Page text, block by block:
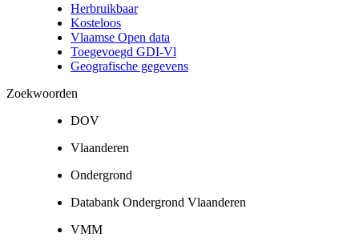
Herbruikbaar
Kosteloos
Vlaamse Open data
Toegevoegd GDI-Vl
Geografische gegevens
Zoekwoorden
DOV
Vlaanderen
Ondergrond
Databank Ondergrond Vlaanderen
VMM